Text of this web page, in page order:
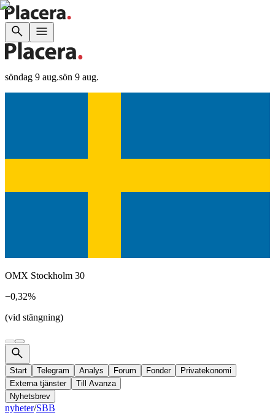
söndag 9 aug.sön 9 aug.
OMX Stockholm 30
−0,32%
(vid stängning)
Start Telegram Analys Forum Fonder
Privatekonomi
Externa tjänster
Till Avanza
Nyhetsbrev
nyheter/SBB